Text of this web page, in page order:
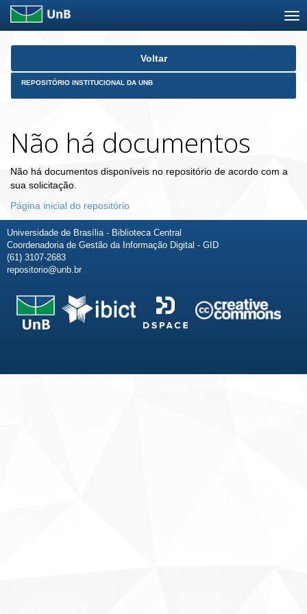
Skip
Voltar
REPOSITÓRIO INSTITUCIONAL DA UNB
Não há documentos
Não há documentos disponíveis no repositório de acordo com a
sua solicitação.
Página inicial do repositório
Universidade de Brasília - Biblioteca Central
Coordenadoria de Gestão da Informação Digital - GID
(61) 3107-2683
repositorio@unb.br